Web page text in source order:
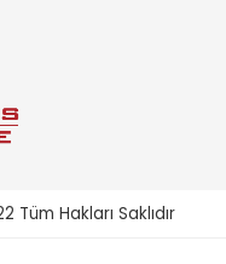
Tüm Hakları Saklıdır